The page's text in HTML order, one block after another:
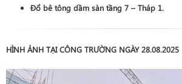
Đổ bê tông dầm sàn tầng 7 – Tháp 1.
HÌNH ẢNH TẠI CÔNG TRƯỜNG NGÀY 28.08.2025